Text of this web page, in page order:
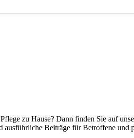
zu Hause? Dann finden Sie auf
ausführliche Beiträge für Betroffene und